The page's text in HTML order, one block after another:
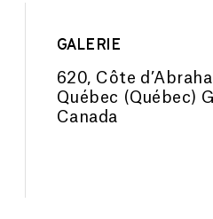
GALERIE
620, Côte
Québec (Québec)
Canada